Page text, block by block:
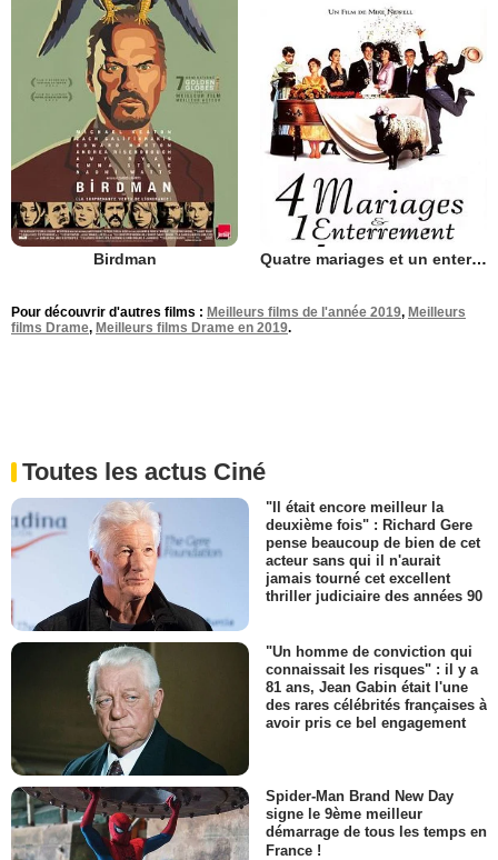
Birdman Quatre mariages et un enterrement
Pour découvrir d'autres films : Meilleurs films de l'année 2019, Meilleurs
films Drame, Meilleurs films Drame en 2019.
Toutes les actus Ciné
"Il était encore meilleur la
deuxième fois" : Richard Gere
pense beaucoup de bien de cet
acteur sans qui il n'aurait
jamais tourné cet excellent
thriller judiciaire des années 90
"Un homme de conviction qui
connaissait les risques" : il y a
81 ans, Jean Gabin était l'une
des rares célébrités françaises à
avoir pris ce bel engagement
Spider-Man Brand New Day
signe le 9ème meilleur
démarrage de tous les temps en
France !